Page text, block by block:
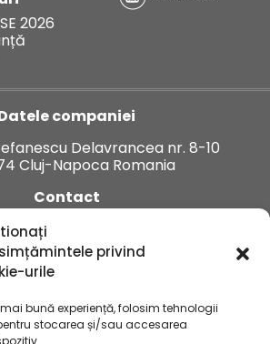
privind
urile
bună experiență, folosim tehnologii
stocarea și/sau accesarea
2026
companiei
Delavrancea nr. 8-10
Cluj-Napoca Romania
Contact
+40 374 912 123
office.ro@innvigo.com